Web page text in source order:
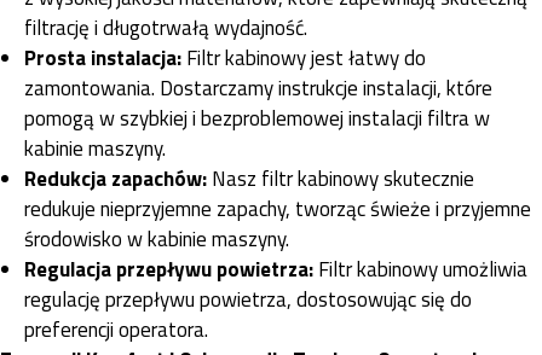
filtrację i długotrwałą wydajność.
Prosta instalacja:Filtr kabinowy jest łatwy do
zamontowania. Dostarczamy instrukcje instalacji, które
pomogą w szybkiej i bezproblemowej instalacji filtra w
kabinie maszyny.
Redukcja zapachów:Nasz filtr kabinowy skutecznie
redukuje nieprzyjemne zapachy, tworząc świeże i przyjemne
środowisko w kabinie maszyny.
Regulacja przepływu powietrza:Filtr kabinowy umożliwia
regulację przepływu powietrza, dostosowując się do
preferencji operatora.